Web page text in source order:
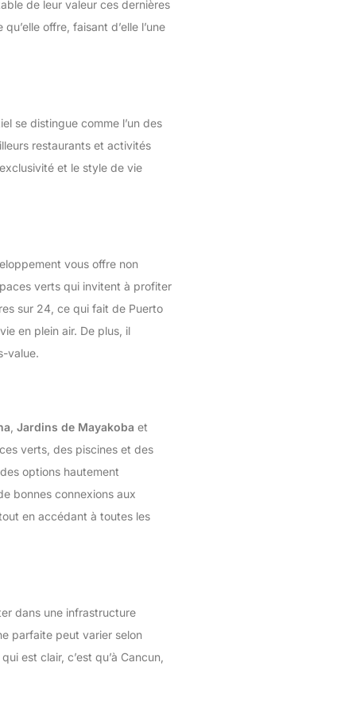
de leur valeur ces dernières
offre, faisant d’elle l’une
se distingue comme l’un des
restaurants et activités
et le style de vie
vous offre non
verts qui invitent à profiter
sur 24, ce qui fait de Puerto
en plein air. De plus, il
value.
Jardins de Mayakoba et
verts, des piscines et des
options hautement
bonnes connexions aux
en accédant à toutes les
dans une infrastructure
parfaite peut varier selon
est clair, c’est qu’à Cancun,